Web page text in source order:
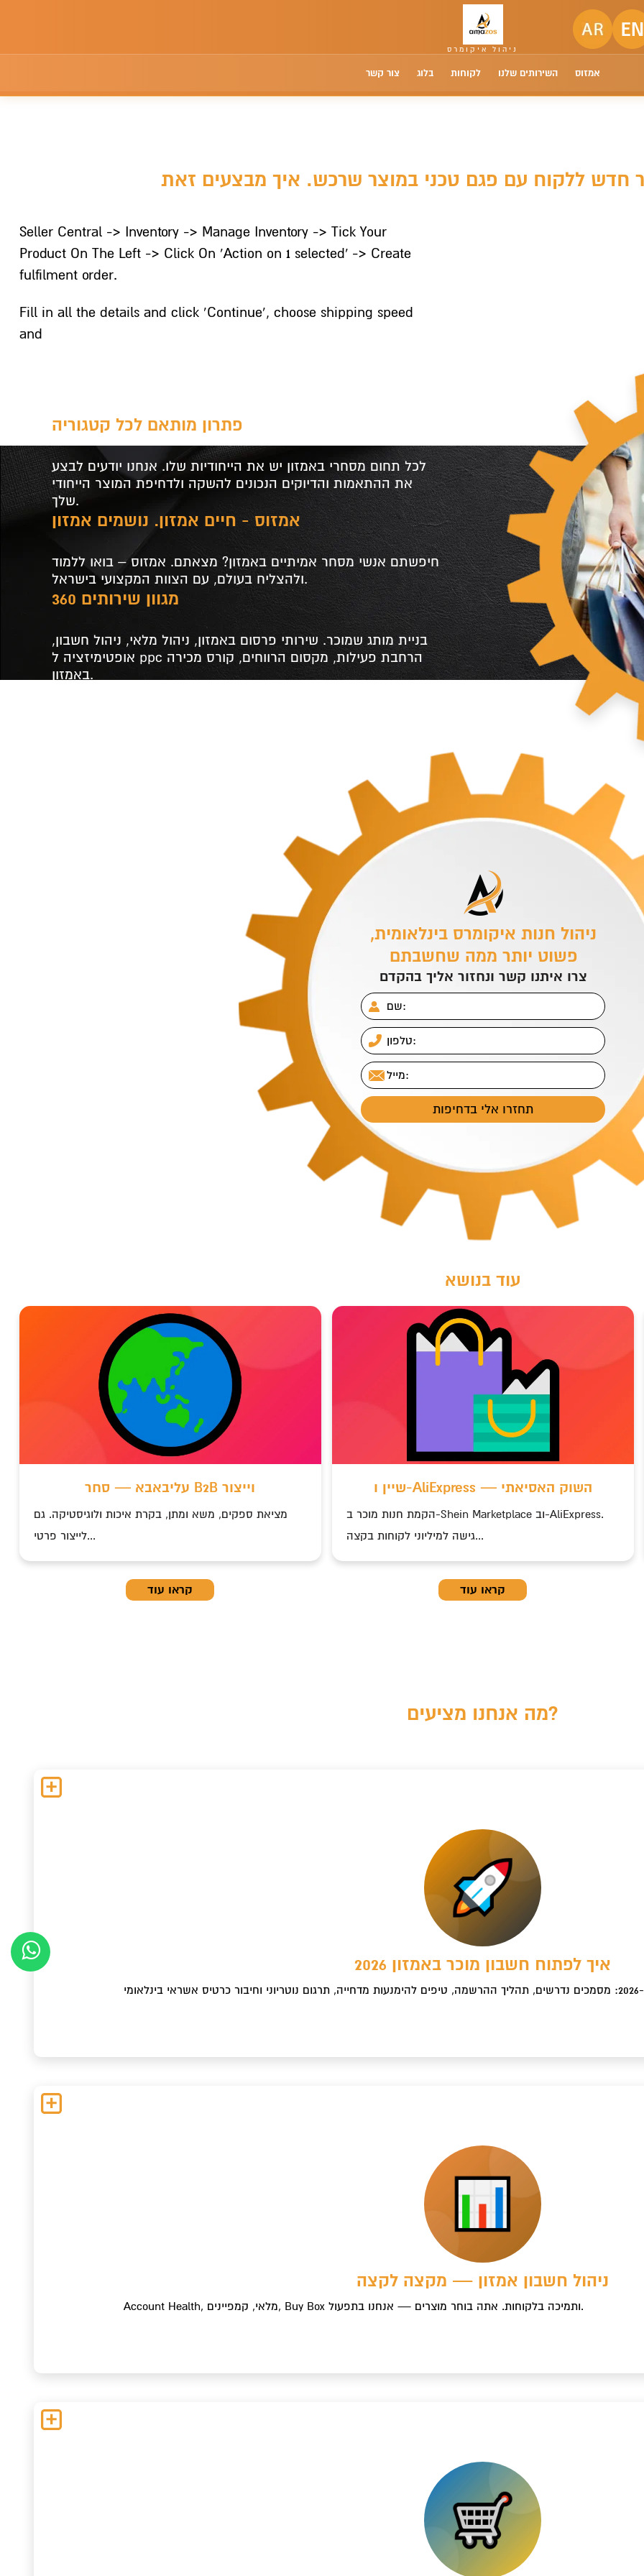
to
אמזוס השירותים שלנו לקוחות בלוג צור קשר
Seller Central -> Inventory -> Manage Inventory -> Tick Your
Product On The Left -> Click On ‘Action on 1 selected’ -> Create
fulfilment order.
Fill in all the details and click ‘Continue’, choose shipping speed
and
פתרון מותאם לכל קטגוריה
לכל תחום מסחרי באמזון יש את הייחודיות שלו. אנחנו יודעים לבצע
את ההתאמות והדיוקים הנכונים להשקה ולדחיפת המוצר הייחודי
שלך.
אמזוס - חיים אמזון. נושמים אמזון
חיפשתם אנשי מסחר אמיתיים באמזון? מצאתם. אמזוס – בואו ללמוד
ולהצליח בעולם, עם הצוות המקצועי בישראל.
מגוון שירותים 360
בניית מותג שמוכר. שירותי פרסום באמזון, ניהול מלאי, ניהול חשבון,
אופטימיזציה ל ppc הרחבת פעילות, מקסום הרווחים, קורס מכירה
באמזון.
ניהול חנות איקומרס בינלאומית,
פשוט יותר ממה שחשבתם
צרו איתנו קשר ונחזור אליך בהקדם
עוד בנושא
עליבאבא — סחר B2B וייצור
מציאת ספקים, משא ומתן, בקרת איכות ולוגיסטיקה. גם
לייצור פרטי...
קראו עוד
שיין ו-AliExpress — השוק האסיאתי
הקמת חנות מוכר ב-Shein Marketplace וב-AliExpress.
גישה למיליוני לקוחות בקצה...
קראו עוד
מה אנחנו מציעים?
איך לפתוח חשבון מוכר באמזון 2026
ניהול חשבון אמזון — מקצה לקצה
Account Health, מלאי, קמפיינים, Buy Box ותמיכה בלקוחות. אתה בוחר מוצרים — אנחנו בתפעול.